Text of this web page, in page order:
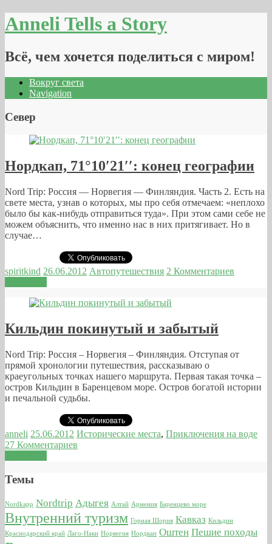
Anneli Tells a Story
Всё, чем хочется поделиться с миром!
Вокруг света
Navigation
Север
Нордкап, 71°10′21′′: конец географии
Nord Trip: Россия — Норвегия — Финляндия. Часть 2. Есть на
свете места, узнав о которых, мы про себя отмечаем: «неплохо
было бы как-нибудь отправиться туда». При этом сами себе не
можем объяснить, что именно нас в них притягивает. Но в
случае…
spiritkind 26.06.2012 Автопутешествия 2 Комментариев
Кильдин покинутый и забытый
Nord Trip: Россия – Норвегия – Финляндия. Отступая от
прямой хронологии путешествия, рассказываю о
краеугольных точках нашего маршрута. Первая такая точка –
остров Кильдин в Баренцевом море. Остров богатой истории
и печальной судьбы.
anneli 25.06.2012 Исторические места, Приключения на воде
27 Комментариев
Темы
Nordkapp Nordtrip Адыгея Алтай Армения Баренцево море
Внутренний туризм Горная Шория Кавказ Кильдин
Краснодарский край Лаго-Наки Норвегия Нордкап Оштен Пешие походы